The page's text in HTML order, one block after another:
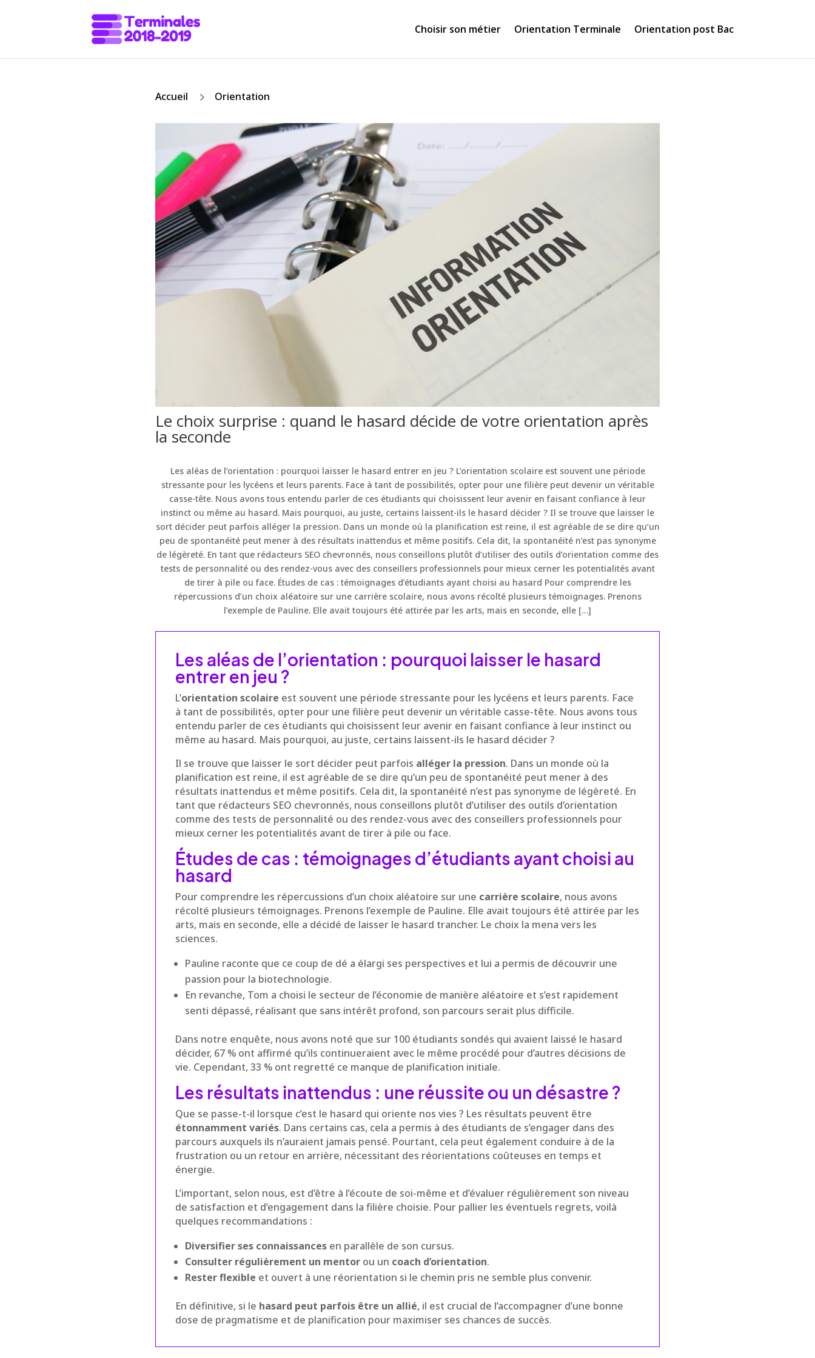
Choisir son métier Orientation Terminale Orientation post Bac
Accueil 5 Orientation
Le choix surprise : quand le hasard décide de votre orientation après
la seconde
Les aléas de l’orientation : pourquoi laisser le hasard entrer en jeu ? L’orientation scolaire est souvent une période
stressante pour les lycéens et leurs parents. Face à tant de possibilités, opter pour une filière peut devenir un véritable
casse-tête. Nous avons tous entendu parler de ces étudiants qui choisissent leur avenir en faisant confiance à leur
instinct ou même au hasard. Mais pourquoi, au juste, certains laissent-ils le hasard décider ? Il se trouve que laisser le
sort décider peut parfois alléger la pression. Dans un monde où la planification est reine, il est agréable de se dire qu’un
peu de spontanéité peut mener à des résultats inattendus et même positifs. Cela dit, la spontanéité n’est pas synonyme
de légèreté. En tant que rédacteurs SEO chevronnés, nous conseillons plutôt d’utiliser des outils d’orientation comme des
tests de personnalité ou des rendez-vous avec des conseillers professionnels pour mieux cerner les potentialités avant
de tirer à pile ou face. Études de cas : témoignages d’étudiants ayant choisi au hasard Pour comprendre les
répercussions d’un choix aléatoire sur une carrière scolaire, nous avons récolté plusieurs témoignages. Prenons
l’exemple de Pauline. Elle avait toujours été attirée par les arts, mais en seconde, elle […]
Les aléas de l’orientation : pourquoi laisser le hasard
entrer en jeu ?
L’orientation scolaire est souvent une période stressante pour les lycéens et leurs parents. Face
à tant de possibilités, opter pour une filière peut devenir un véritable casse-tête. Nous avons tous
entendu parler de ces étudiants qui choisissent leur avenir en faisant confiance à leur instinct ou
même au hasard. Mais pourquoi, au juste, certains laissent-ils le hasard décider ?
Il se trouve que laisser le sort décider peut parfois alléger la pression. Dans un monde où la
planification est reine, il est agréable de se dire qu’un peu de spontanéité peut mener à des
résultats inattendus et même positifs. Cela dit, la spontanéité n’est pas synonyme de légèreté. En
tant que rédacteurs SEO chevronnés, nous conseillons plutôt d’utiliser des outils d’orientation
comme des tests de personnalité ou des rendez-vous avec des conseillers professionnels pour
mieux cerner les potentialités avant de tirer à pile ou face.
Études de cas : témoignages d’étudiants ayant choisi au
hasard
Pour comprendre les répercussions d’un choix aléatoire sur une carrière scolaire, nous avons
récolté plusieurs témoignages. Prenons l’exemple de Pauline. Elle avait toujours été attirée par les
arts, mais en seconde, elle a décidé de laisser le hasard trancher. Le choix la mena vers les
sciences.
Pauline raconte que ce coup de dé a élargi ses perspectives et lui a permis de découvrir une
passion pour la biotechnologie.
En revanche, Tom a choisi le secteur de l’économie de manière aléatoire et s’est rapidement
senti dépassé, réalisant que sans intérêt profond, son parcours serait plus difficile.
Dans notre enquête, nous avons noté que sur 100 étudiants sondés qui avaient laissé le hasard
décider, 67 % ont affirmé qu’ils continueraient avec le même procédé pour d’autres décisions de
vie. Cependant, 33 % ont regretté ce manque de planification initiale.
Les résultats inattendus : une réussite ou un désastre ?
Que se passe-t-il lorsque c’est le hasard qui oriente nos vies ? Les résultats peuvent être
étonnamment variés. Dans certains cas, cela a permis à des étudiants de s’engager dans des
parcours auxquels ils n’auraient jamais pensé. Pourtant, cela peut également conduire à de la
frustration ou un retour en arrière, nécessitant des réorientations coûteuses en temps et
énergie.
L’important, selon nous, est d’être à l’écoute de soi-même et d’évaluer régulièrement son niveau
de satisfaction et d’engagement dans la filière choisie. Pour pallier les éventuels regrets, voilà
quelques recommandations :
Diversifier ses connaissances en parallèle de son cursus.
Consulter régulièrement un mentor ou un coach d’orientation.
Rester flexible et ouvert à une réorientation si le chemin pris ne semble plus convenir.
En définitive, si le hasard peut parfois être un allié, il est crucial de l’accompagner d’une bonne
dose de pragmatisme et de planification pour maximiser ses chances de succès.